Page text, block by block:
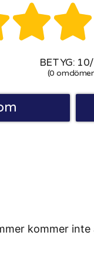

BETYG:
(0
kommer